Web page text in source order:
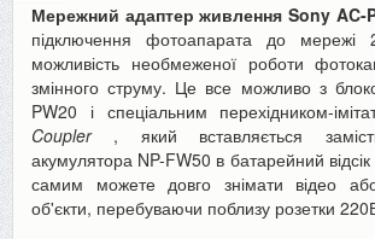
Мережний адаптер живлення Sony AC-
підключення фотоапарата до
можливість необмеженої роботи
змінного струму. Це все можливо з
PW20 і спеціальним перехідником-
Coupler, який вставляється замість
акумулятора NP-FW50 в батарейний
самим можете довго знімати відео
об'єкти, перебуваючи поблизу розетки